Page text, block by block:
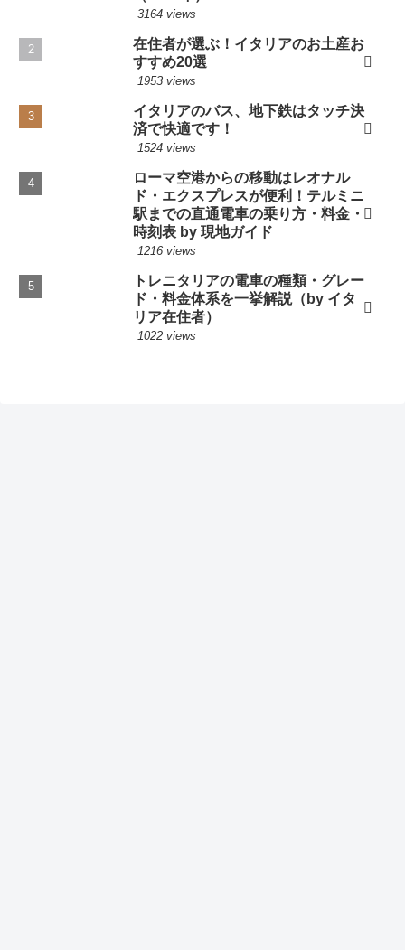
3164 views
在住者が選ぶ！イタリアのお土産お
すすめ20選
1953 views
イタリアのバス、地下鉄はタッチ決
済で快適です！
1524 views
ローマ空港からの移動はレオナル
ド・エクスプレスが便利！テルミニ
駅までの直通電車の乗り方・料金・
時刻表 by 現地ガイド
1216 views
トレニタリアの電車の種類・グレー
ド・料金体系を一挙解説（by イタ
リア在住者）
1022 views